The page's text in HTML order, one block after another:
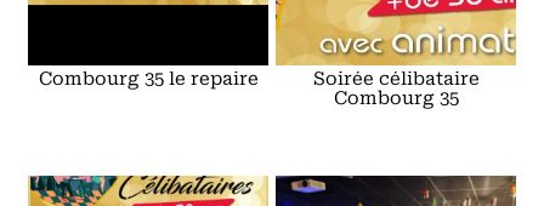
Combourg 35 le repaire
Soirée célibataire
Combourg 35